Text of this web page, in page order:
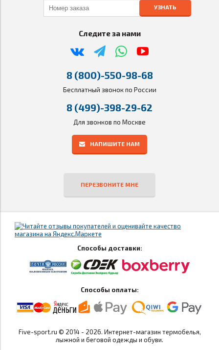
УЗНАТЬ
Следите за нами
8 (800)-550-98-68
Бесплатный звонок по России
8 (499)-398-29-62
Для звонков по Москве
НАПИШИТЕ НАМ
ПЕРЕЗВОНИТЕ МНЕ
Способы доставки:
Способы оплаты:
Five-sport.ru © 2014 - 2026. Интернет-магазин термобелья,
лыжной и беговой одежды и обуви.